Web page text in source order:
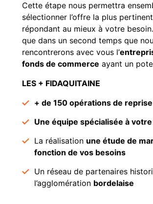
Cette étape nous permettra
sélectionner l’offre la plus
répondant au mieux à votre besoin.
que dans un second temps que
rencontrerons avec vous l’
fonds de commerce ayant un
LES + FIDAQUITAINE
+ de 150 opérations de
Une équipe spécialisée à
La réalisation une étude de
fonction de vos besoins
Un réseau de partenaires
l’agglomération bordelaise